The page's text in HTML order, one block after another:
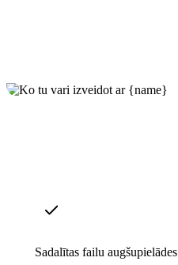
Sadalītas failu augšupielādes